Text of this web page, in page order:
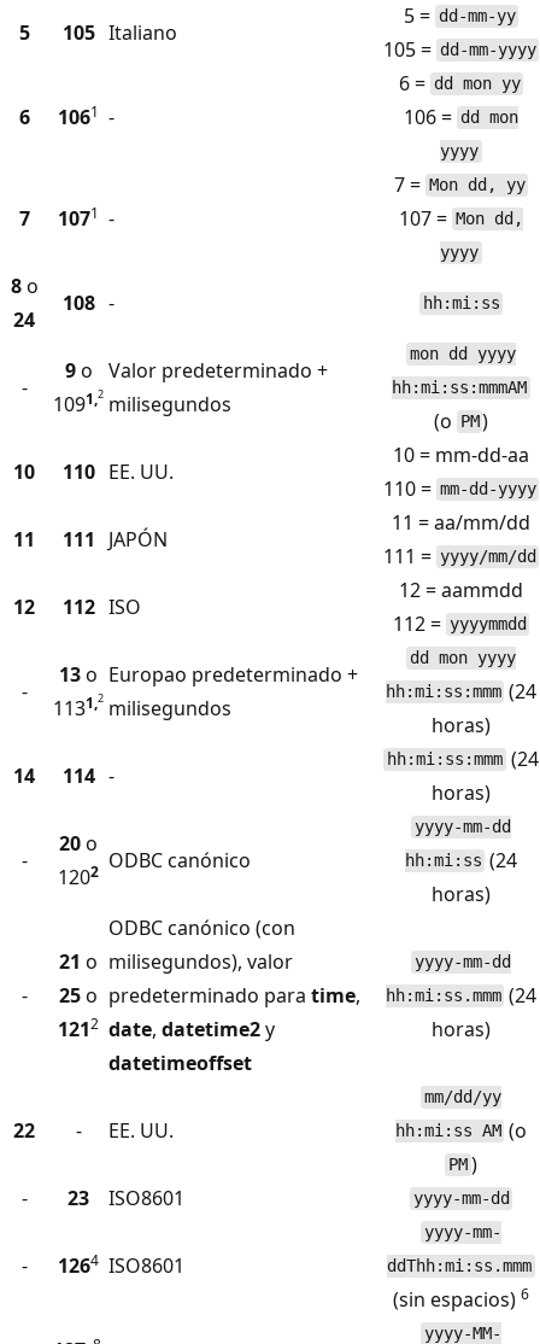
5 105 Italiano
5 = dd-mm-yy
105 = dd-mm-yyyy
6 1061 -
6 = dd mon yy
106 = dd mon
yyyy
7 1071 -
7 = Mon dd, yy
107 = Mon dd,
yyyy
8o
24
108 - hh:mi:ss
-
9o
1091,2
Valor predeterminado +
milisegundos
mon dd yyyy
hh:mi:ss:mmmAM
(o PM)
10
110 EE. UU.
10 = mm-dd-aa
110 = mm-dd-yyyy
11 111 JAPÓN
11 = aa/mm/dd
111 = yyyy/mm/dd
12 112 ISO
12 = aammdd
112 = yyyymmdd
-
13o
1131,2
Europao predeterminado +
milisegundos
dd mon yyyy
hh:mi:ss:mmm (24
horas)
14
114 -
hh:mi:ss:mmm (24
horas)
-
20o
1202 ODBC canónico
yyyy-mm-dd
hh:mi:ss (24
horas)
-
21 o
25o
1212
ODBC canónico (con
milisegundos), valor
predeterminado para time,
date, datetime2y
datetimeoffset
yyyy-mm-dd
hh:mi:ss.mmm (24
horas)
22 - EE. UU.
mm/dd/yy
hh:mi:ss AM (o
PM)
-
23 ISO8601 yyyy-mm-dd
- 1264 ISO8601
yyyy-mm-
ddThh:mi:ss.mmm
(sin espacios) 6
yyyy-MM-